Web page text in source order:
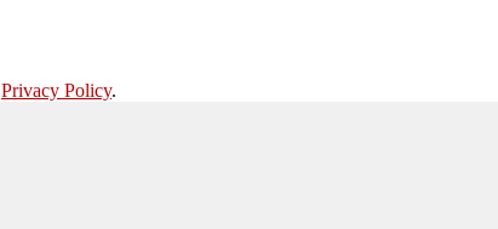
Privacy Policy.